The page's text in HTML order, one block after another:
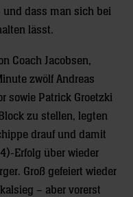
und dass man sich bei
lässt.
Coach Jacobsen,
zwölf Andreas
sowie Patrick Groetzki
zu stellen, legten
drauf und damit
Erfolg über wieder
Groß gefeiert wieder
– aber vorerst